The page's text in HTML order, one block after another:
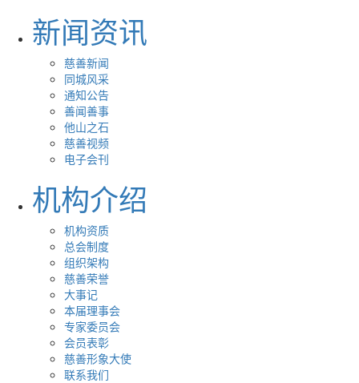
新闻资讯
慈善新闻
同城风采
通知公告
善闻善事
他山之石
慈善视频
电子会刊
机构介绍
机构资质
总会制度
组织架构
慈善荣誉
大事记
本届理事会
专家委员会
会员表彰
慈善形象大使
联系我们